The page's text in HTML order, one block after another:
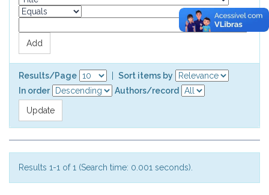
Results/Page
Sort items by
In order
Authors/record
Results 1-1 of 1 (Search time: 0.001 seconds).